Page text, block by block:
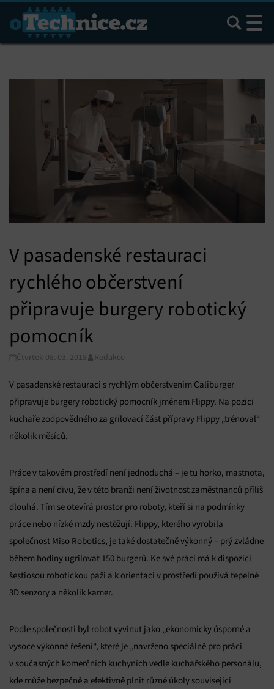
Hledat
V pasadenské restauraci
rychlého občerstvení
připravuje burgery robotický
pomocník
Čtvrtek 08. 03. 2018 Redakce
V pasadenské restauraci s rychlým občerstvením Caliburger
připravuje burgery robotický pomocník jménem Flippy. Na pozici
kuchaře zodpovědného za grilovací část přípravy Flippy „trénoval“
několik měsíců.
Práce v takovém prostředí není jednoduchá – je tu horko, mastnota,
špína a není divu, že v této branži není životnost zaměstnanců příliš
dlouhá. Tím se otevírá prostor pro roboty, kteří si na podmínky
práce nebo nízké mzdy nestěžují. Flippy, kterého vyrobila
společnost Miso Robotics, je také dostatečně výkonný – prý zvládne
během hodiny ugrilovat 150 burgerů. Ke své práci má k dispozici
šestiosou robotickou paži a k orientaci v prostředí používá tepelné
3D senzory a několik kamer.
Podle společnosti byl robot vyvinut jako „ekonomicky úsporné a
vysoce výkonné řešení“, které je „navrženo speciálně pro práci
v současných komerčních kuchyních vedle kuchařského personálu,
kde může bezpečně a efektivně plnit různé úkoly související